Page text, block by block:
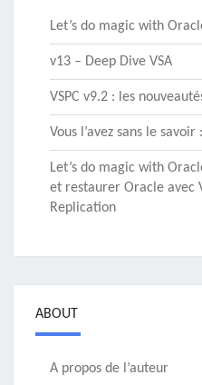
Let’s do magic with
v13 – Deep Dive VSA
VSPC v9.2 : les
Vous l’avez sans le
Let’s do magic with
et restaurer Oracle avec
Replication
ABOUT
A propos de l’auteur